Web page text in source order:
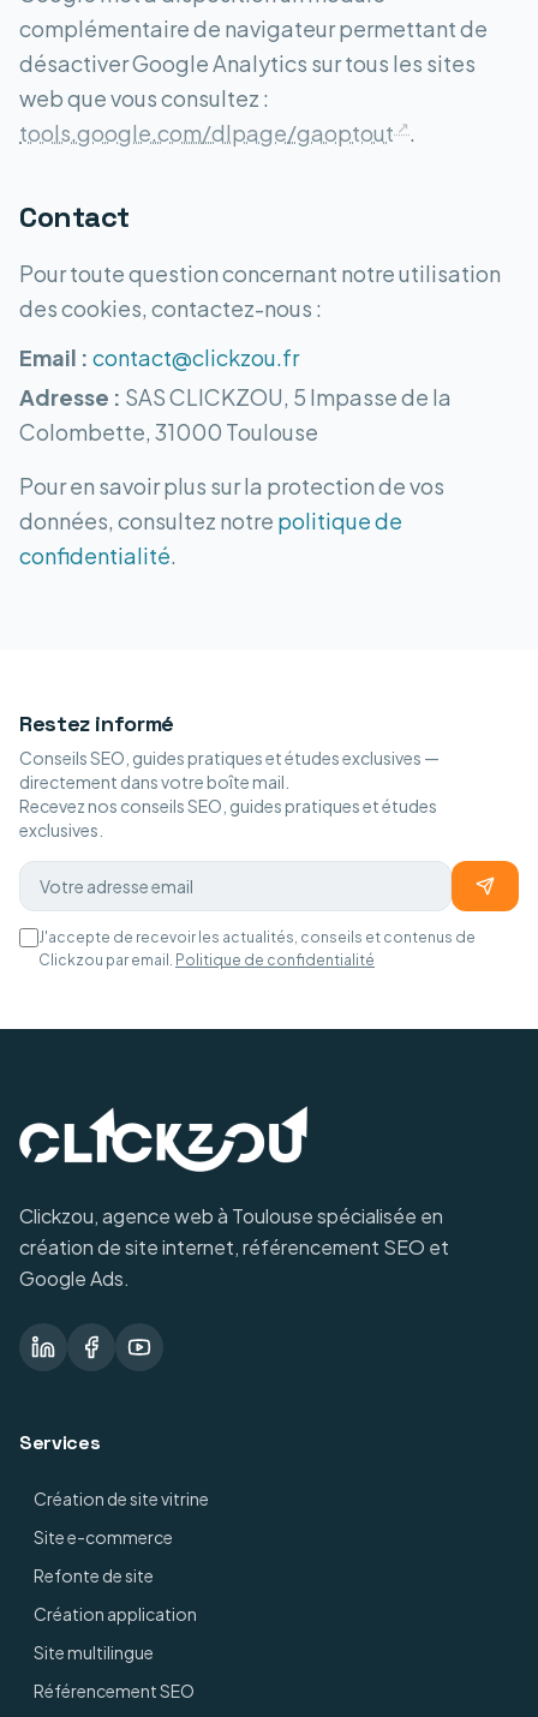
complémentaire de navigateur permettant de
désactiver Google Analytics sur tous les sites
web que vous consultez :
tools.google.com/dlpage/gaoptout
.
Contact
Pour toute question concernant notre utilisation
des cookies, contactez-nous :
Email : contact@clickzou.fr
Adresse : SAS CLICKZOU, 5 Impasse de la
Colombette, 31000 Toulouse
Pour en savoir plus sur la protection de vos
données, consultez notre politique de
confidentialité.
Restez informé
Conseils SEO, guides pratiques et études exclusives —
directement dans votre boîte mail.
Recevez nos conseils SEO, guides pratiques et études
exclusives.
J'accepte de recevoir les actualités, conseils et contenus de
Clickzou par email. Politique de confidentialité
Clickzou, agence web à Toulouse spécialisée en
création de site internet, référencement SEO et
Google Ads.
Services
Création de site vitrine
Site e-commerce
Refonte de site
Création application
Site multilingue
Référencement SEO